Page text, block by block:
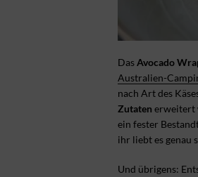
DasAvocado
Australien-
nach Art des
Zutaten erweitert
ein fester
ihr liebt es genau
Und übrigens: